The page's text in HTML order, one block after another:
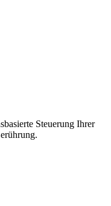
Steuerung Ihrer